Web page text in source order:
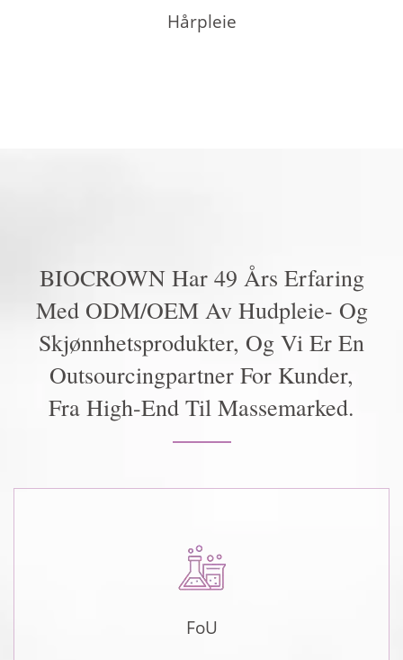
Hårpleie
BIOCROWN Har 49 Års Erfaring
Med ODM/OEM Av Hudpleie- Og
Skjønnhetsprodukter, Og Vi Er En
Outsourcingpartner For Kunder,
Fra High-End Til Massemarked.
FoU